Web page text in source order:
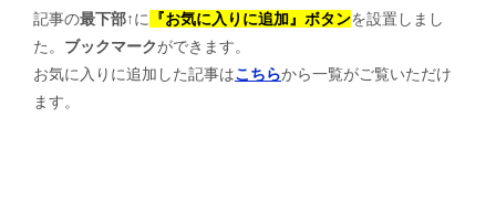
記事の最下部↑に 『お気に入りに追加』ボタンを設置しまし
た。 ブックマークができます。
お気に入りに追加した記事はこちらから一覧がご覧いただけ
ます。